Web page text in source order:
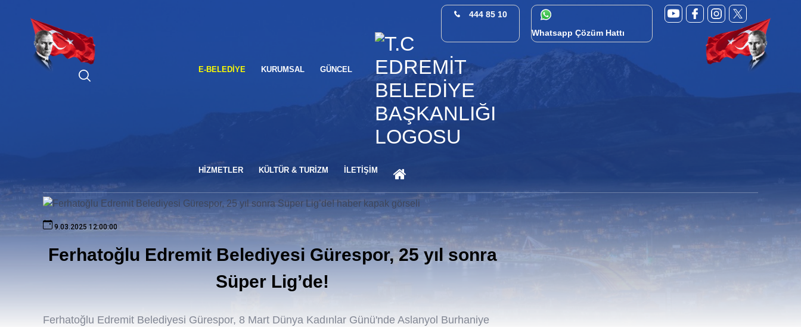
444 85 10
Whatsapp Çözüm Hattı
E-BELEDIYE KURUMSAL GÜNCEL
HİZMETLER KÜLTÜR & TURİZM İLETİŞİM
9.03.2025 12:00:00
Ferhatoğlu Edremit Belediyesi Gürespor, 25 yıl sonra
Süper Lig’de!
Ferhatoğlu Edremit Belediyesi Gürespor, 8 Mart Dünya Kadınlar Günü'nde Aslanyol Burhaniye